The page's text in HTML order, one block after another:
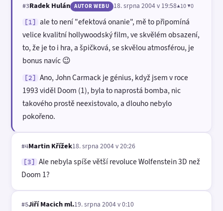
#3Radek Hulán AUTOR WEBU 18. srpna 2004 v 19:58▲10 ▼0
[1]
ale to není "efektová onanie", mě to připomíná
velice kvalitní hollywoodský film, ve skvělém obsazení,
to, že je to i hra, a špičková, se skvělou atmosférou, je
bonus navíc 😉
[2]
Ano, John Carmack je génius, když jsem v roce
1993 viděl Doom (1), byla to naprostá bomba, nic
takového prostě neexistovalo, a dlouho nebylo
pokořeno.
#4Martin Křížek18. srpna 2004 v 20:26
[3]
Ale nebyla spíše větší revoluce Wolfenstein 3D než
Doom 1?
#5Jiří Macich ml.19. srpna 2004 v 0:10